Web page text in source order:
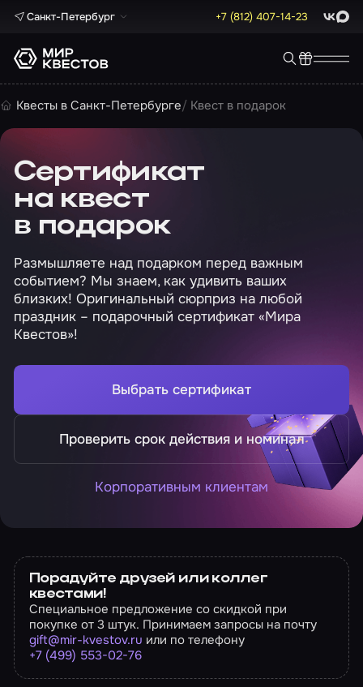
Санкт-Петербург +7 (812) 407-14-23 Max
Квесты в Санкт-Петербурге Квест в подарок
Сертификат
на квест
в подарок
Размышляете над подарком перед важным
событием? Мы знаем, как удивить ваших
близких! Оригинальный сюрприз на любой
праздник – подарочный сертификат «Мира
Квестов»!
Выбрать сертификат
Проверить срок действия и номинал
Корпоративным клиентам
Порадуйте друзей или коллег
квестами!
Специальное предложение со скидкой при
покупке от 3 штук. Принимаем запросы на почту
gift@mir-kvestov.ru или по телефону
+7 (499) 553-02-76